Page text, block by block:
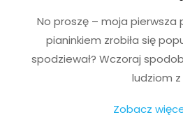
No proszę – moja pierwsza
pianinkiem zrobiła się
spodziewał? Wczoraj
ludziom z
Zobacz